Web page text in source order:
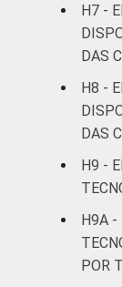
H7 -
DAS
H8 -
DAS
H9 -
H9A -
POR